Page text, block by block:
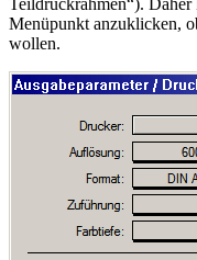
Teildruckrahmen ). Daher
Menüpunkt anzuklicken,
wollen.